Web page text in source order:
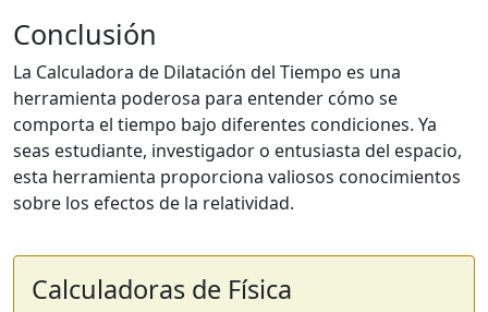
Conclusión
La Calculadora de Dilatación del Tiempo es una
herramienta poderosa para entender cómo se
comporta el tiempo bajo diferentes condiciones. Ya
seas estudiante, investigador o entusiasta del espacio,
esta herramienta proporciona valiosos conocimientos
sobre los efectos de la relatividad.
Calculadoras de Física